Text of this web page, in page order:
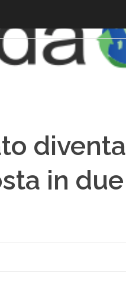
diventa
in due